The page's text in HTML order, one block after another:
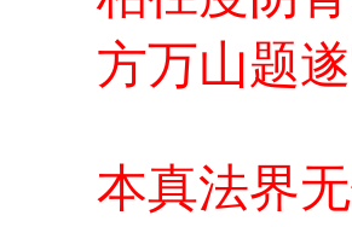
方万山题
本真法界无